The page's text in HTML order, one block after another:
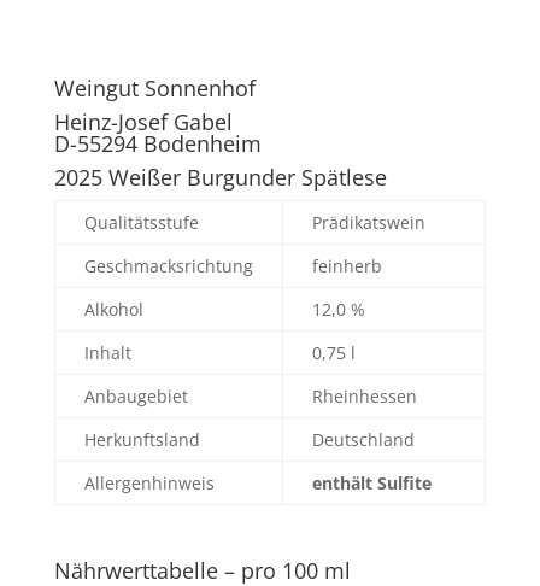
Weingut Sonnenhof
Heinz-Josef Gabel
D-55294 Bodenheim
2025 Weißer Burgunder Spätlese
Qualitätsstufe
Prädikatswein
Geschmacksrichtung
feinherb
Alkohol
12,0 %
Inhalt
0,75 l
Anbaugebiet
Rheinhessen
Herkunftsland
Deutschland
Allergenhinweis
enthält Sulfite
Nährwerttabelle – pro 100 ml